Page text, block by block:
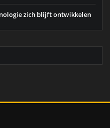
zich blijft ontwikkelen